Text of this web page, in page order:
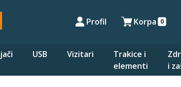
Profil Korpa 0
USB Vizitari
Trakice i
elementi
i